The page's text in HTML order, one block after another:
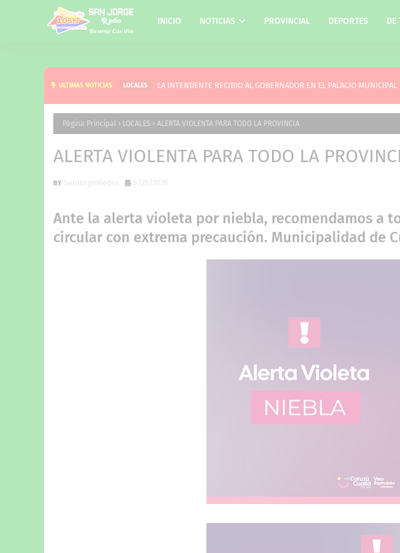
INICIO NOTICIAS PROVINCIAL DEPORTES DE
ULTIMAS NOTICIAS LOCALES LA INTENDENTE RECIBIO AL GOBERNADOR EN EL PALACIO MUNICIPAL
Página Principal LOCALES ALERTA VIOLENTA PARA TODO LA PROVINCIA
ALERTA VIOLENTA PARA TODO LA
SanJorgeMedio 5/25/2026
Ante la alerta violeta por niebla, recomendamos a
circular con extrema precaución. Municipalidad de